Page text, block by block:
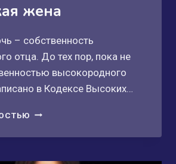
жена
– собственность
отца. До тех пор, пока не
высокородного
в Кодексе Высоких…
ИМПЕРСКАЯ